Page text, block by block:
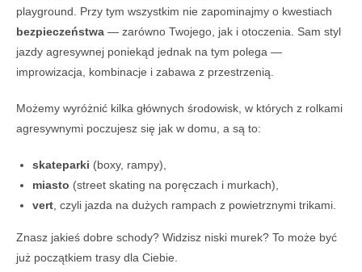
playground. Przy tym wszystkim nie zapominajmy o kwestiach
bezpieczeństwa — zarówno Twojego, jak i otoczenia. Sam styl
jazdy agresywnej poniekąd jednak na tym polega —
improwizacja, kombinacje i zabawa z przestrzenią.
Możemy wyróżnić kilka głównych środowisk, w których z rolkami
agresywnymi poczujesz się jak w domu, a są to:
skateparki (boxy, rampy),
miasto (street skating na poręczach i murkach),
vert , czyli jazda na dużych rampach z powietrznymi trikami.
Znasz jakieś dobre schody? Widzisz niski murek? To może być
już początkiem trasy dla Ciebie.